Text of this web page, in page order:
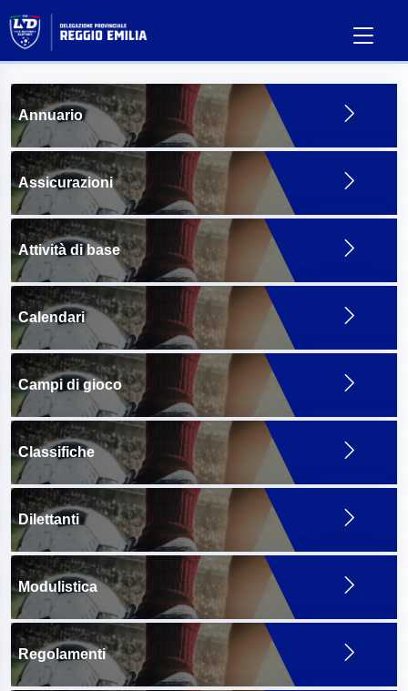
Annuario
Assicurazioni
Attività di base
Calendari
Campi di gioco
Classifiche
Dilettanti
Modulistica
Regolamenti